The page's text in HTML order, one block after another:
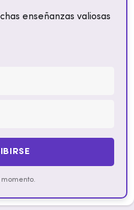
enseñanzas valiosas